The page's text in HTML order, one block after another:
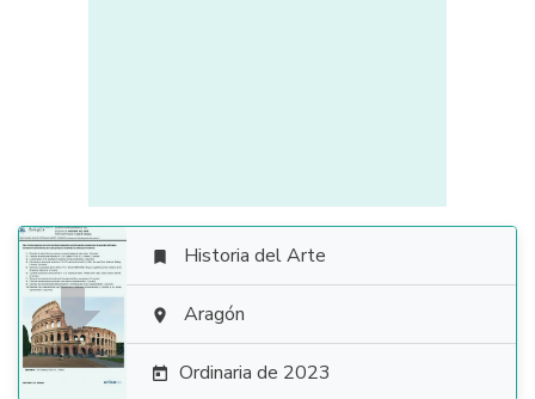

 Historia del Arte
 Aragón
 Ordinaria de 2023